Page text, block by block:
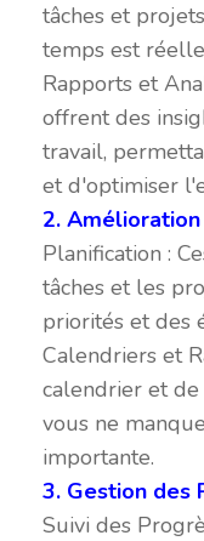
tâches et
temps est
Rapports et
offrent des
travail,
et d'optimiser
2.
Planification :
tâches et les
priorités et des
Calendriers et
calendrier et
vous ne
importante.
3. Gestion des
Suivi des